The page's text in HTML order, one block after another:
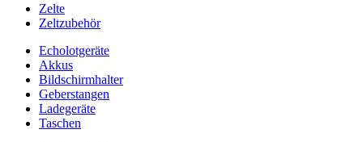
Zelte
Zeltzubehör
Echolotgeräte
Akkus
Bildschirmhalter
Geberstangen
Ladegeräte
Taschen